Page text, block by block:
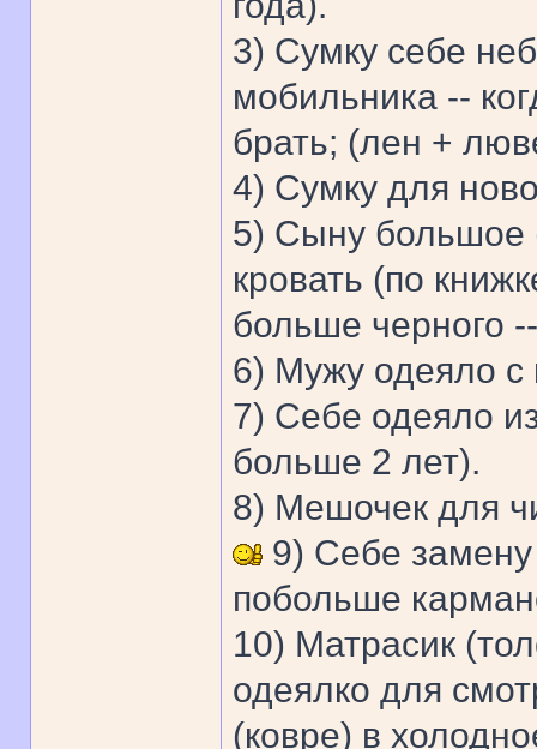
3) Сумку себе
мобильника --
брать; (лен +
4) Сумку для
5) Сыну большое
кровать (по
больше черного
6) Мужу одеяло
7) Себе одеяло
больше 2 лет).
8) Мешочек для
9) Себе
побольше
10) Матрасик
одеялко для
(ковре) в